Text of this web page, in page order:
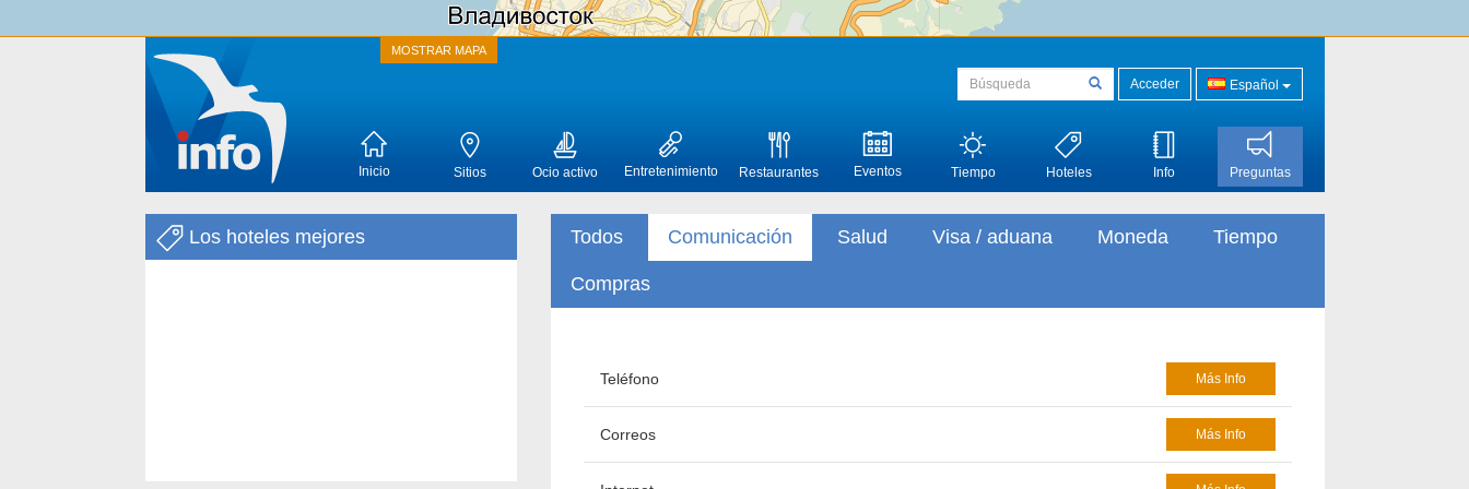
MOSTRAR MAPA
Acceder Español
Inicio Sitios Ocio activo Entretenimiento Restaurantes Eventos Tiempo Hoteles Info Preguntas
Los hoteles mejores Todos Comunicación Salud Visa / aduana Moneda Tiempo
Compras
Más Info
Teléfono
Más Info
Correos